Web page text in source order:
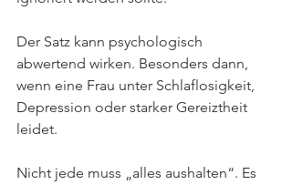
Der Satz kann psychologisch
abwertend wirken. Besonders dann,
wenn eine Frau unter Schlaflosigkeit,
Depression oder starker Gereiztheit
leidet.
Nicht jede muss „alles aushalten“. Es